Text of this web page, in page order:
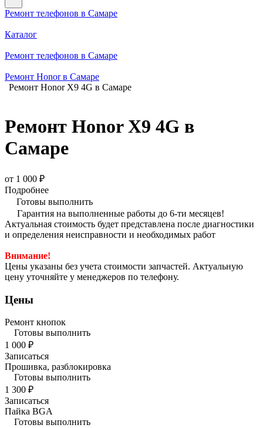
Ремонт телефонов в Самаре
Каталог
Ремонт телефонов в Самаре
Ремонт Honor в Самаре
Ремонт Honor X9 4G в Самаре
Ремонт Honor X9 4G в
Самаре
от 1 000 ₽
Подробнее
Готовы выполнить
Гарантия на выполненные работы до 6-ти месяцев!
Актуальная стоимость будет представлена после диагностики
и определения неисправности и необходимых работ
Внимание!
Цены указаны без учета стоимости запчастей. Актуальную
цену уточняйте у менеджеров по телефону.
Цены
Ремонт кнопок
Готовы выполнить
1 000 ₽
Записаться
Прошивка, разблокировка
Готовы выполнить
1 300 ₽
Записаться
Пайка BGA
Готовы выполнить